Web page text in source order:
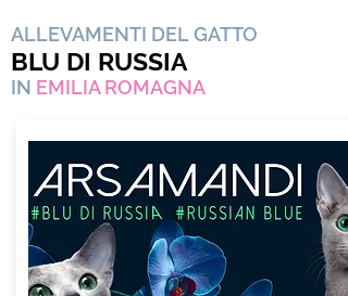
ALLEVAMENTI DEL GATTO
BLU DI RUSSIA
IN EMILIA ROMAGNA